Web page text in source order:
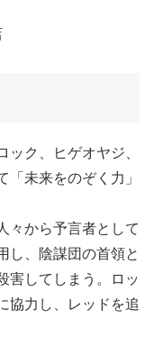
ック、ヒゲオヤジ、
「未来をのぞく力」
々から予言者として
し、陰謀団の首領と
害してしまう。ロッ
協力し、レッドを追